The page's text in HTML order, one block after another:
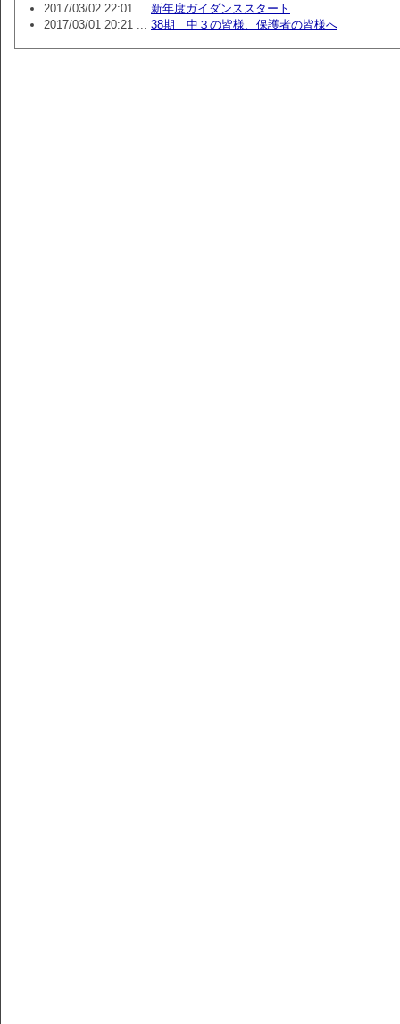
2017/03/02 22:01 ... 新年度ガイダンススタート
2017/03/01 20:21 ... 38期 中３の皆様、保護者の皆様へ